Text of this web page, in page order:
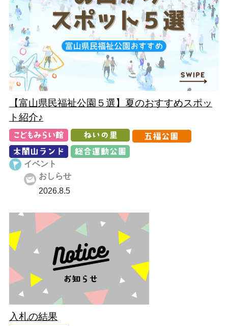
【富山県民福祉公園５選】夏のおすすめスポッ
ト紹介♪
イベント
おしらせ
2026.8.5
入札の結果